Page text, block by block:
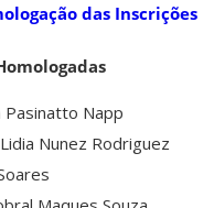
das Inscrições
Pasinatto Napp
Nunez Rodriguez